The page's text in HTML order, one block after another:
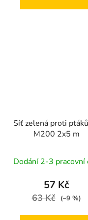
Síť zelená proti
M200 2x5 m
Dodání 2-3 pracovní
57 Kč
63 Kč (–9 %)